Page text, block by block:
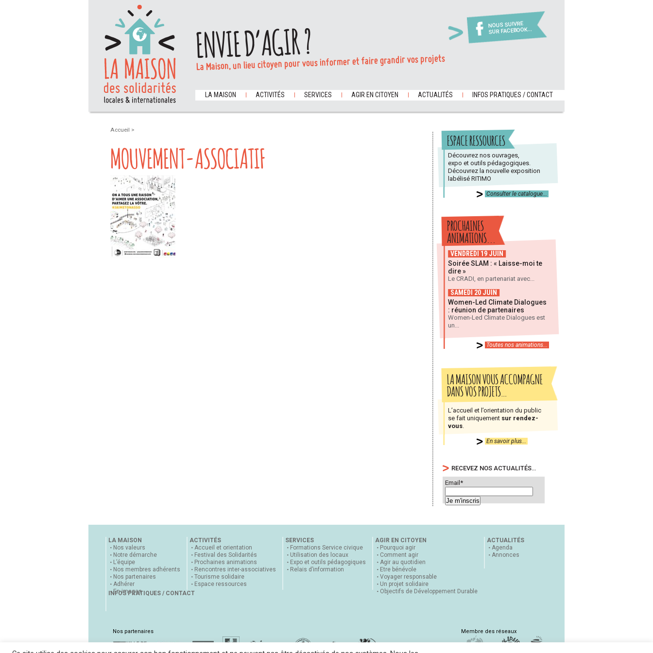
NOUS SUIVRE
SUR FACEBOOK...
ENVIE D’AGIR ?
La Maison, un lieu citoyen pour vous informer et faire grandir vos projets
LA MAISON ACTIVITÉS SERVICES AGIR EN CITOYEN ACTUALITÉS INFOS PRATIQUES / CONTACT
Accueil >
MOUVEMENT-ASSOCIATIF
ESPACE RESSOURCES
Découvrez nos ouvrages,
expo et outils pédagogiques.
Découvrez la nouvelle exposition
labélisé RITIMO
Consulter le catalogue...
PROCHAINES
ANIMATIONS...
VENDREDI 19 JUIN
Soirée SLAM : « Laisse-moi te
dire »
Le CRADI, en partenariat avec...
SAMEDI 20 JUIN
Women-Led Climate Dialogues
: réunion de partenaires
Women-Led Climate Dialogues est
un...
Toutes nos animations...
LA MAISON VOUS ACCOMPAGNE
DANS VOS PROJETS…
L’accueil et l’orientation du public
se fait uniquement sur rendez-
vous
En savoir plus...
RECEVEZ NOS ACTUALITÉS…
Email*
LA MAISON
Nos valeurs
Notre démarche
L’équipe
Nos membres adhérents
Nos partenaires
Adhérer
En images
ACTIVITÉS
Accueil et orientation
Festival des Solidarités
Prochaines animations
Rencontres inter-associatives
Tourisme solidaire
Espace ressources
SERVICES
Formations Service civique
Utilisation des locaux
Expo et outils pédagogiques
Relais d’information
AGIR EN CITOYEN
Pourquoi agir
Comment agir
Agir au quotidien
Etre bénévole
Voyager responsable
Un projet solidaire
Objectifs de Développement Durable
ACTUALITÉS
Agenda
Annonces
INFOS PRATIQUES / CONTACT
Nos partenaires Membre des réseaux